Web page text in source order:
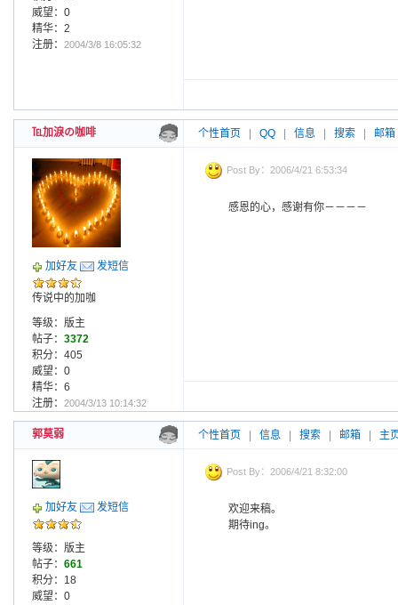
威望：0
精华：2
注册： 2004/3/8 16:05:32
℡加淚の咖啡 个性首页 QQ 信息 搜索 邮箱
加好友 发短信
传说中的加咖
等级：版主
帖子： 3372
积分：405
威望：0
精华：6
注册： 2004/3/13 10:14:32
Post By：2006/4/21 6:53:34
感恩的心，感谢有你－－－－
郭莫弱 个性首页 信息 搜索 邮箱 主
加好友 发短信
等级：版主
帖子： 661
积分：18
威望：0
Post By：2006/4/21 8:32:00
欢迎来稿。
期待ing。